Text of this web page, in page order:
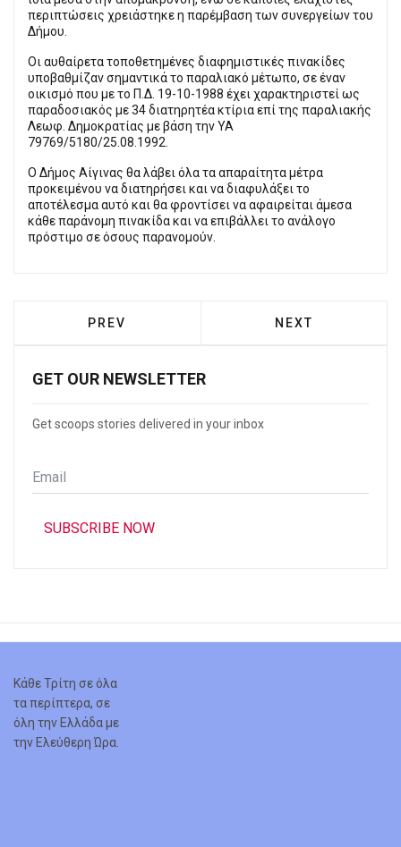
περιπτώσεις χρειάστηκε η παρέμβαση των συνεργείων του
Δήμου.
Οι αυθαίρετα τοποθετημένες διαφημιστικές πινακίδες
υποβαθμίζαν σημαντικά το παραλιακό μέτωπο, σε έναν
οικισμό που με το Π.Δ. 19-10-1988 έχει χαρακτηριστεί ως
παραδοσιακός με 34 διατηρητέα κτίρια επί της παραλιακής
Λεωφ. Δημοκρατίας με βάση την ΥΑ
79769/5180/25.08.1992.
Ο Δήμος Αίγινας θα λάβει όλα τα απαραίτητα μέτρα
προκειμένου να διατηρήσει και να διαφυλάξει το
αποτέλεσμα αυτό και θα φροντίσει να αφαιρείται άμεσα
κάθε παράνομη πινακίδα και να επιβάλλει το ανάλογο
πρόστιμο σε όσους παρανομούν.
PREVIOUS ARTICLE: Ο ΔΉΜΟΣ ΠΕΙΡΑΙΆ
PREV NEXT
NEXT
GET OUR NEWSLETTER
Get scoops stories delivered in your inbox
Email
*
SUBSCRIBE NOW
Κάθε Τρίτη σε όλα
τα περίπτερα, σε
όλη την Ελλάδα με
την Ελεύθερη Ώρα.